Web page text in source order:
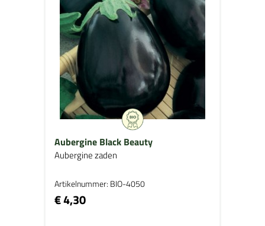
Aubergine Black Beauty
Aubergine zaden
Artikelnummer: BIO-4050
€ 4,30